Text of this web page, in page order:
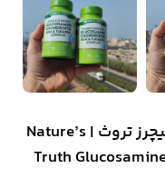
قرص گلوکوزامین و کندرویتین نیچرز تروث | Nature’s
Truth